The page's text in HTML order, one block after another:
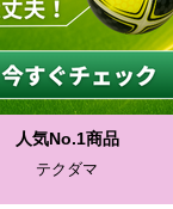
人気No.1商品
テクダマ